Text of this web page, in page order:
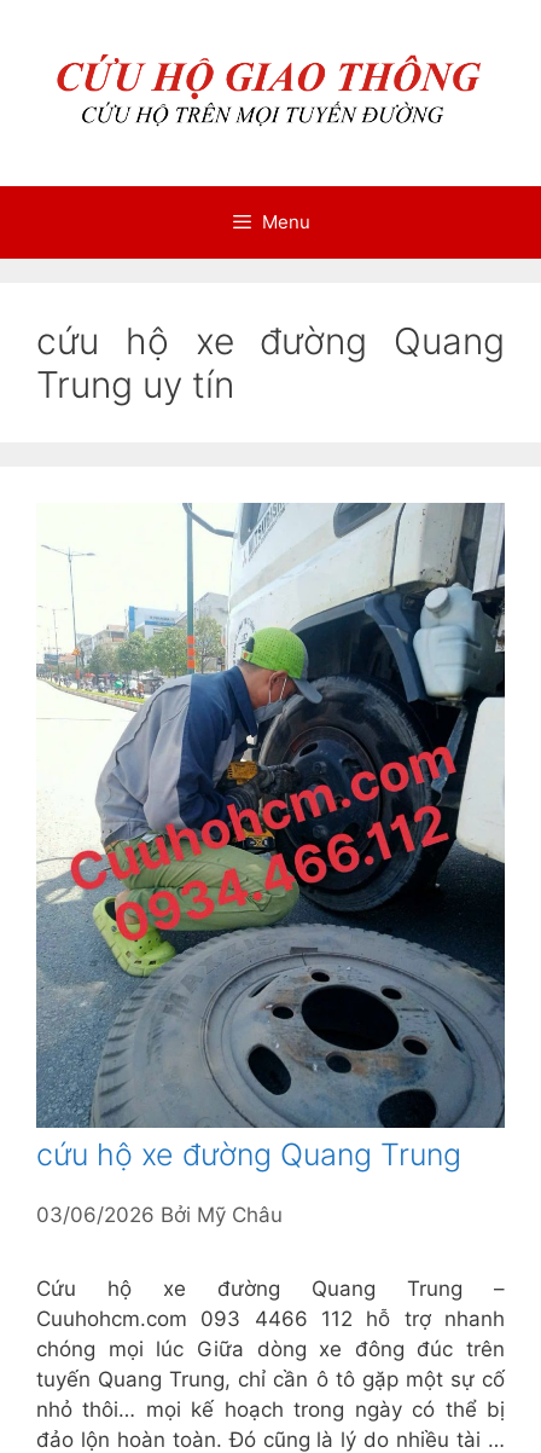
Menu
cứu hộ xe đường Quang
Trung uy tín
cứu hộ xe đường Quang Trung
03/06/2026 Bởi Mỹ Châu
Cứu hộ xe đường Quang Trung –
Cuuhohcm.com 093 4466 112 hỗ trợ nhanh
chóng mọi lúc Giữa dòng xe đông đúc trên
tuyến Quang Trung, chỉ cần ô tô gặp một sự cố
nhỏ thôi… mọi kế hoạch trong ngày có thể bị
đảo lộn hoàn toàn. Đó cũng là lý do nhiều tài …